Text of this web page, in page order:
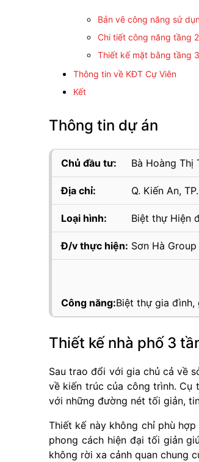
Bản vẽ công năng sử
Chi tiết công năng tầng
Thiết kế mặt bằng tầng 3
Thông tin về KĐT Cự Viên
Kết
Thông tin dự án
Chủ đầu tư: Bà Hoàng Thị
Địa chỉ: Q. Kiến An,
Loại hình: Biệt thự Hiện
Đ/v thực hiện: Sơn Hà Group
Công năng:Biệt thự gia đình,
Thiết kế nhà phố 3
Sau trao đổi với gia chủ cả về
về kiến trúc của công trình. Cụ
với những đường nét tối giản,
Thiết kế này không chỉ phù
phong cách hiện đại tối giản
không rời xa cảnh quan chung